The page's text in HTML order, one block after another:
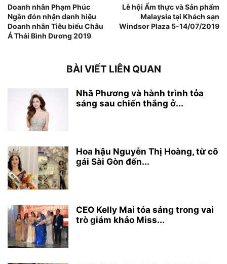
Doanh nhân Phạm Phúc
Ngân đón nhận danh hiệu
Doanh nhân Tiêu biểu Châu
Á Thái Bình Dương 2019
Lễ hội Ẩm thực và Sản phẩm
Malaysia tại Khách sạn
Windsor Plaza 5-14/07/2019
BÀI VIẾT LIÊN QUAN
Nhã Phương và hành trình tỏa
sáng sau chiến thắng ở...
Hoa hậu Nguyễn Thị Hoàng, từ cô
gái Sài Gòn đến...
CEO Kelly Mai tỏa sáng trong vai
trò giám khảo Miss...